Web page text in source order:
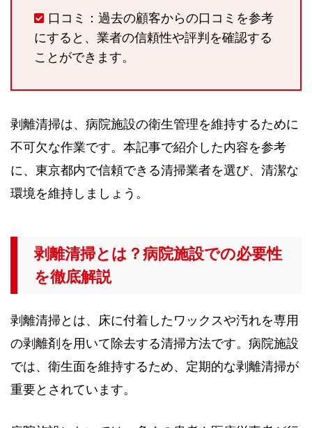
口コミ：過去の顧客からの口コミを参考
にすると、業者の信頼性や評判を確認する
ことができます。
剥離清掃は、病院施設の衛生管理を維持するために
不可欠な作業です。本記事で紹介した内容を参考
に、東京都内で信頼できる清掃業者を選び、清潔な
環境を維持しましょう。
剥離清掃とは？病院施設での必要性
を徹底解説
剥離清掃とは、床に付着したワックスや汚れを専用
の剥離剤を用いて除去する清掃方法です。病院施設
では、衛生面を維持するため、定期的な剥離清掃が
重要とされています。